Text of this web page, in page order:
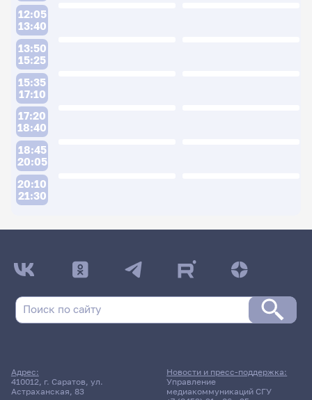
12:05
13:40
13:50
15:25
15:35
17:10
17:20
18:40
18:45
20:05
20:10
21:30
ДАТА ПОСЛЕДНЕГО ОБНОВЛЕНИЯ:
19.01.2026
Владимировна
12 января 2026 г. 8:20
Адрес:
410012, г. Саратов, ул.
Астраханская, 83
Новости и пресс-поддержка:
Управление
медиакоммуникаций СГУ